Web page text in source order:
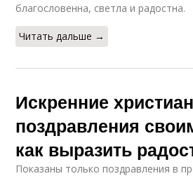
благословенна, светла и радостна.
Читать дальше →
Искренние
поздравления
как выразить
Показаны только поздравления в